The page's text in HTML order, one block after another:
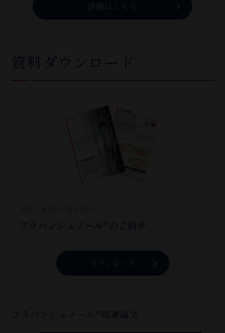
詳細はこちら
資料ダウンロード
フラバンジェノール®のご紹介
ダウンロード
フラバンジェノール®関連論文